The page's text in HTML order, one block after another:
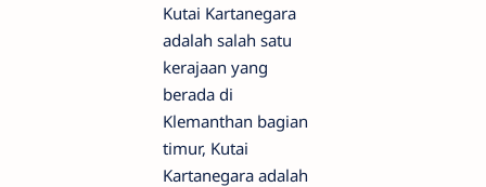
Kutai Kartanegara
adalah salah satu
kerajaan yang
berada di
Klemanthan bagian
timur, Kutai
Kartanegara adalah